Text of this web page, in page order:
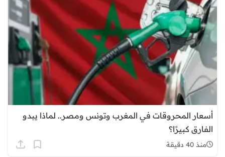
أسعار المحروقات في المغرب وتونس ومصر.. لماذا يبدو
الفارق كبيرًا؟
منذ 40 دقيقة